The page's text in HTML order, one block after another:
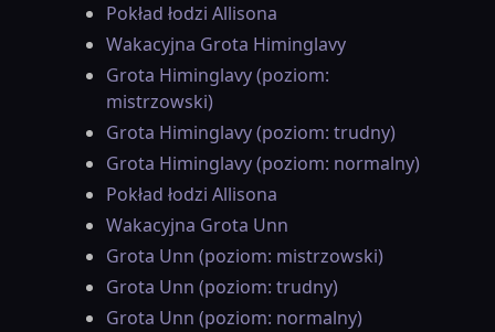
Pokład łodzi Allisona
Wakacyjna Grota Himinglavy
Grota Himinglavy (poziom:
mistrzowski)
Grota Himinglavy (poziom: trudny)
Grota Himinglavy (poziom: normalny)
Pokład łodzi Allisona
Wakacyjna Grota Unn
Grota Unn (poziom: mistrzowski)
Grota Unn (poziom: trudny)
Grota Unn (poziom: normalny)